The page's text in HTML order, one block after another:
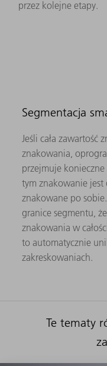
przez kolejne etapy.
Segmentacja
Jeśli cała zawartość
znakowania,
przejmuje
tym znakowanie jest
znakowane po
granice segmentu,
znakowania w
to automatycznie
zakreskowaniach.
Te tematy